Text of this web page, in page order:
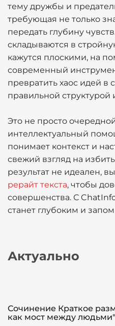
тему дружбы и
требующая не только
передать глубину
складываются в
кажутся плоскими, на
современный
превратить хаос идей в
правильной структурой
Это не просто
интеллектуальный
понимает контекст и
свежий взгляд на
результат не идеален,
рерайт текста, чтобы
совершенства. С
станет глубоким и
Актуально
Сочинение Краткое
как мост между людьми"